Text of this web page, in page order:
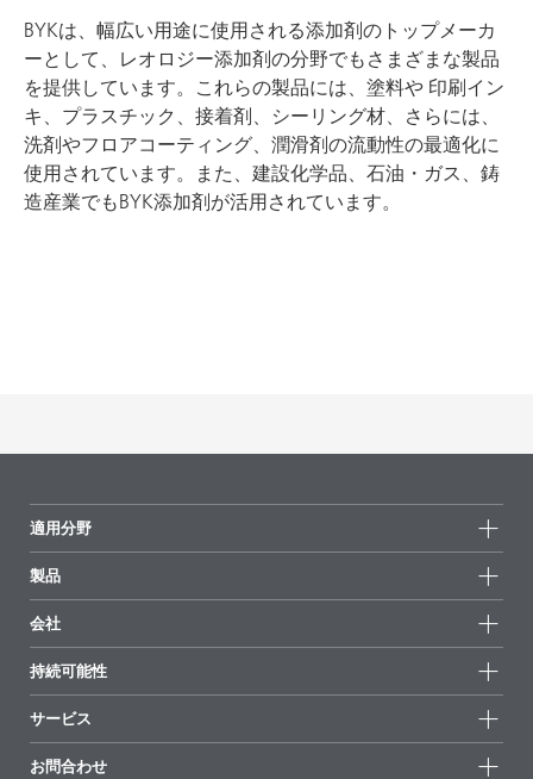
BYKは、幅広い用途に使用される添加剤のトップメーカ
ーとして、レオロジー添加剤の分野でもさまざまな製品
を提供しています。これらの製品には、塗料や 印刷イン
キ、プラスチック、接着剤、シーリング材、さらには、
洗剤やフロアコーティング、潤滑剤の流動性の最適化に
使用されています。また、建設化学品、石油・ガス、鋳
造産業でもBYK添加剤が活用されています。
適用分野
製品
全製品
ハイライト
会社
ニュース
拠点と販売代理店
展示会 & イベント
持続可能性
持続可能な製品
サクセスストーリー
サービス
お問合わせ